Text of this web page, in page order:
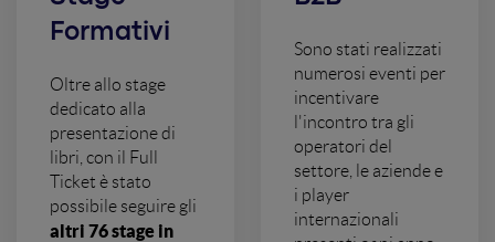
Formativi
Oltre allo stage
dedicato alla
presentazione di
libri, con il Full
Ticket è stato
possibile seguire gli
altri 76 stage in
Sono stati realizzati
numerosi eventi per
incentivare
l'incontro tra gli
operatori del
settore, le aziende e
i player
internazionali